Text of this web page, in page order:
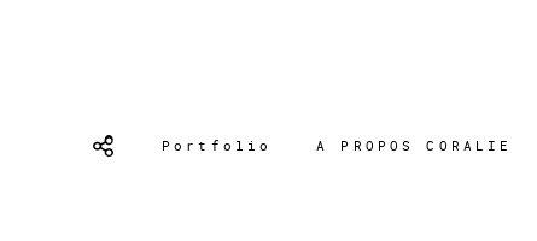
Portfolio A PROPOS CORALIE